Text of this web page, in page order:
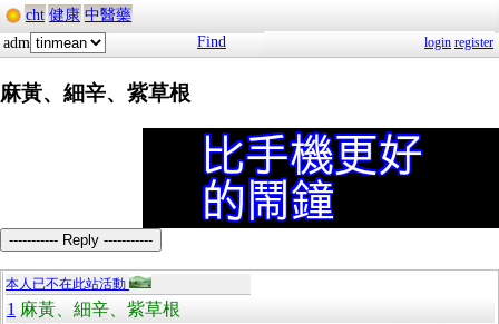
cht 健康 中醫藥
adm
Find login register
麻黃、細辛、紫草根
----------- Reply -----------
本人已不在此站活動
1 麻黃、細辛、紫草根